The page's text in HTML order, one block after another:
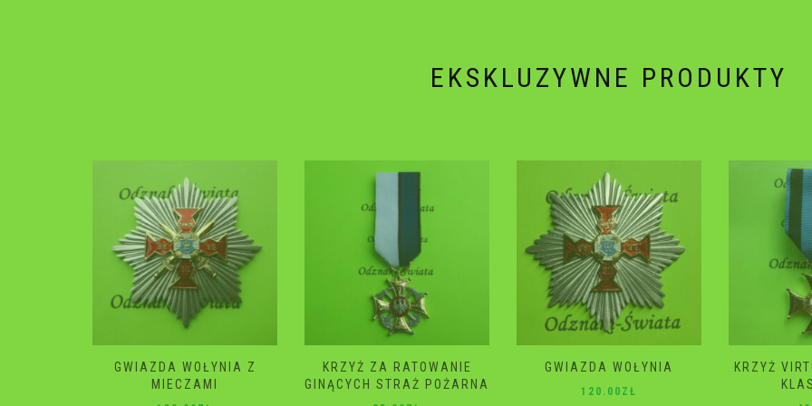
EKSKLUZYWNE PRODUKTY
KRZYŻ ZA RATOWANIE
GINĄCYCH STRAŻ POŻARNA
GWIAZDA WOŁYNIA
120.00 ZŁ
KRZYŻ VIRTUTI MILITARI 4
KLASA 2 RP